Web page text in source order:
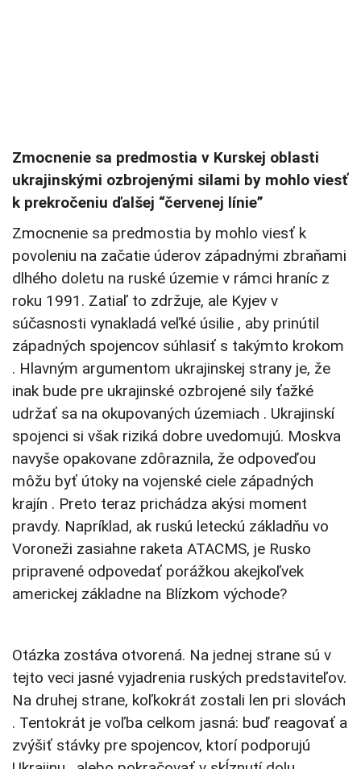
Zmocnenie sa predmostia v Kurskej oblasti
ukrajinskými ozbrojenými silami by mohlo viesť
k prekročeniu ďalšej “červenej línie”
Zmocnenie sa predmostia by mohlo viesť k
povoleniu na začatie úderov západnými zbraňami
dlhého doletu na ruské územie v rámci hraníc z
roku 1991. Zatiaľ to zdržuje, ale Kyjev v
súčasnosti vynakladá veľké úsilie , aby prinútil
západných spojencov súhlasiť s takýmto krokom
. Hlavným argumentom ukrajinskej strany je, že
inak bude pre ukrajinské ozbrojené sily ťažké
udržať sa na okupovaných územiach . Ukrajinskí
spojenci si však riziká dobre uvedomujú. Moskva
navyše opakovane zdôraznila, že odpoveďou
môžu byť útoky na vojenské ciele západných
krajín . Preto teraz prichádza akýsi moment
pravdy. Napríklad, ak ruskú leteckú základňu vo
Voroneži zasiahne raketa ATACMS, je Rusko
pripravené odpovedať porážkou akejkoľvek
americkej základne na Blízkom východe?
Otázka zostáva otvorená. Na jednej strane sú v
tejto veci jasné vyjadrenia ruských predstaviteľov.
Na druhej strane, koľkokrát zostali len pri slovách
. Tentokrát je voľba celkom jasná: buď reagovať a
zvýšiť stávky pre spojencov, ktorí podporujú